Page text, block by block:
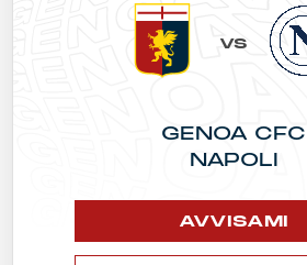
VS
GENOA CFC
NAPOLI
AVVISAMI